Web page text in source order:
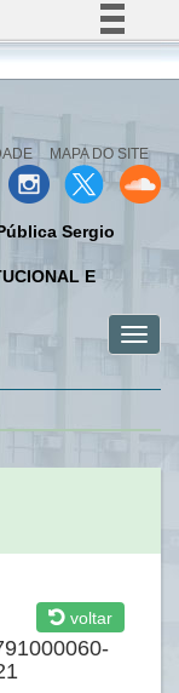
informação
MAPA DO SITE
Sergio
E
menu
menu
menu
voltar